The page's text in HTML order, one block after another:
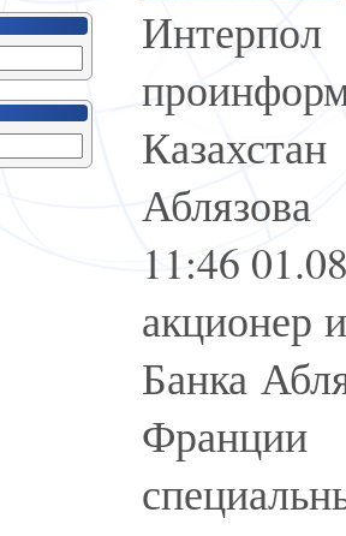
Интерпол
Аблязова
11:46
акционер
Банка